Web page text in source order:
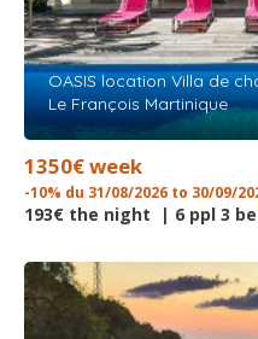
OASIS location Villa de
Le François Martinique
1350€ week
-10% du 31/08/2026 to 30/09/
193€ the night | 6 ppl 3